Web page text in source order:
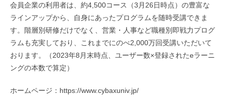
会員企業の利用者は、約4,500コース（3月26日時点）の豊富な
ラインアップから、自身にあったプログラムを随時受講できま
す。階層別研修だけでなく、営業・人事など職種別即戦力プログ
ラムも充実しており、これまでにのべ2,000万回受講いただいて
おります。（2023年8月末時点、ユーザー数×登録されたeラーニ
ングの本数で算定）
ホームページ： https://www.cybaxuniv.jp/